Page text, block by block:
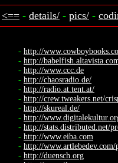
<== - details/ - pics/ -
- http://
- http://
- http://www.ccc.de
- http://chaosradio.de/
- http://radio.at.tent.at/
- http://crew.tweakers.net/
- http://skureal.de/
- http://
- http://stats.distributed.net/
- http://www.eiba.com
- http://
- http://duensch.org